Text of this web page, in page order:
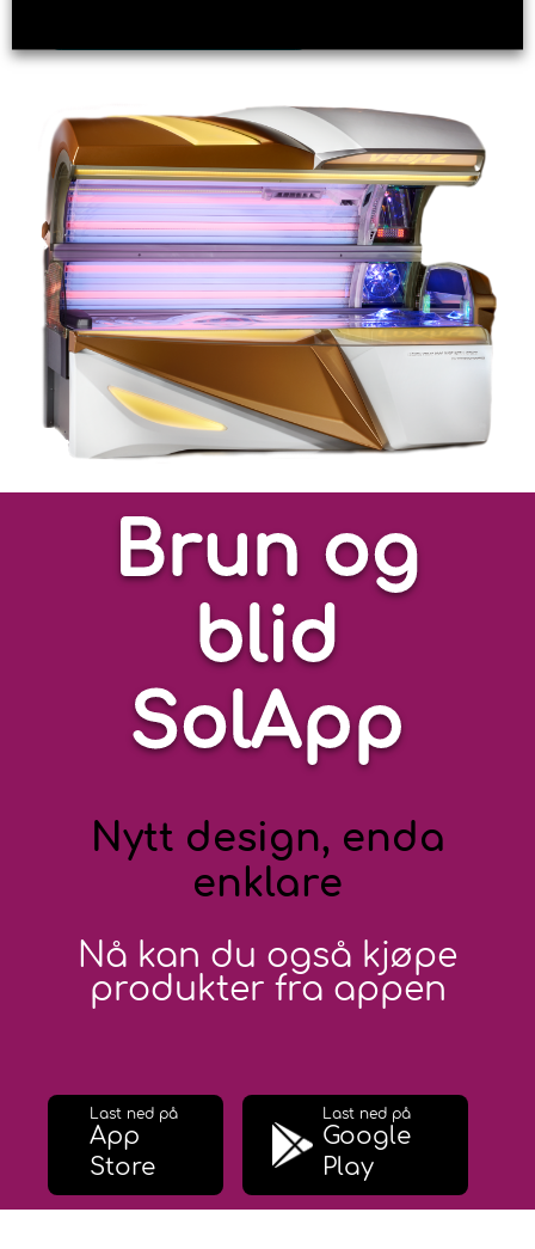
Brun og
blid
SolApp
Nytt design, enda
enklare
Nå kan du også kjøpe
produkter fra appen
Last ned på
App
Store
Last ned på
Google
Play